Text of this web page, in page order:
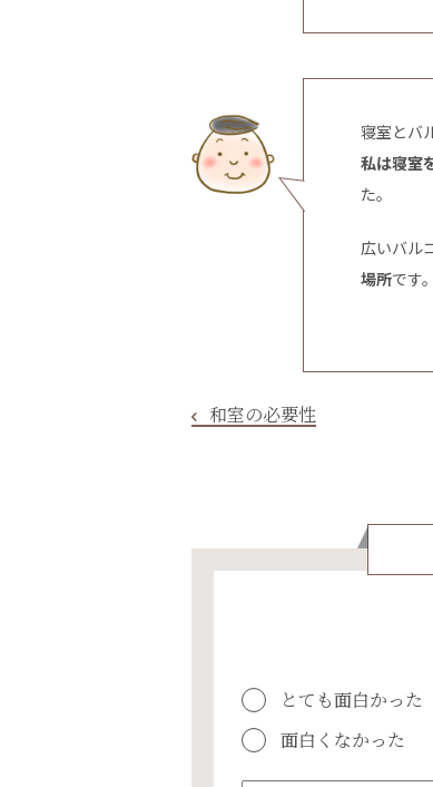
寝室とバ
私は寝室
た。
広いバル
場所です。
和室の必要性
とても面白かった
面白くなかった